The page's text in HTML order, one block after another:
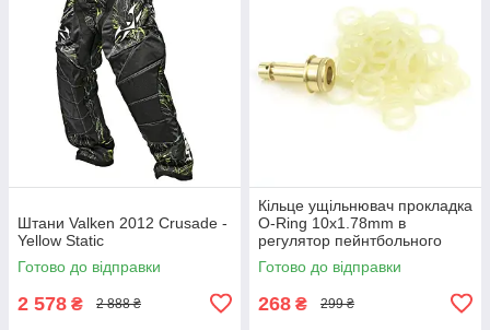
Штани Valken 2012 Crusade -
Yellow Static
Готово до відправки
2 578 ₴ 2 888 ₴
Кільце ущільнювач прокладка
O-Ring 10x1.78mm в
регулятор пейнтбольного
балона (набір 10 штук)
Готово до відправки
268 ₴ 299 ₴